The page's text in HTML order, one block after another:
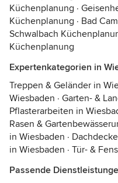
Küchenplanung ·
Küchenplanung · Bad
Schwalbach
Küchenplanung
Expertenkategorien in
Treppen & Geländer in
Wiesbaden · Garten- &
Pflasterarbeiten in
Rasen &
in Wiesbaden ·
in Wiesbaden · Tür- &
Passende